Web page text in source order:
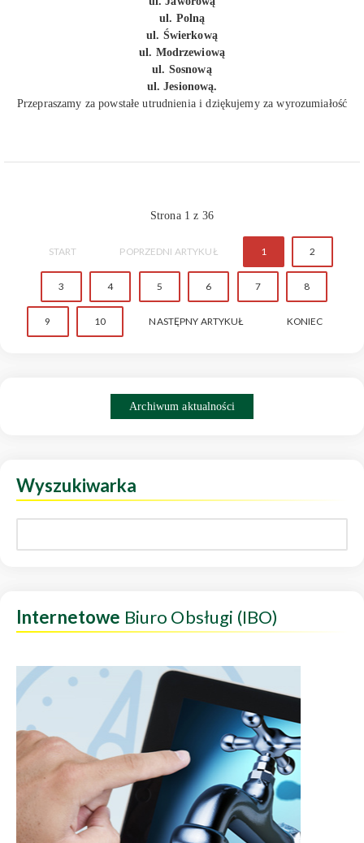
ul. Polną
ul. Świerkową
ul. Modrzewiową
ul. Sosnową
ul. Jesionową.
Przepraszamy za powstałe utrudnienia i dziękujemy za wyrozumiałość
Strona 1 z 36
START POPRZEDNI ARTYKUŁ 1 2
3 4 5 6 7 8
9 10 NASTĘPNY ARTYKUŁ KONIEC
Archiwum aktualności
Wyszukiwarka
Internetowe Biuro Obsługi (IBO)